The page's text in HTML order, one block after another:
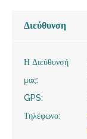
Διεύθυνση
Η Διεύθυνσή
μας:
GPS:
Τηλέφωνο: